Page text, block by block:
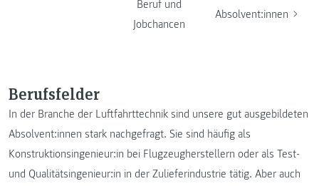
Beruf und
Jobchancen
Absolvent:innen
Berufsfelder
In der Branche der Luftfahrttechnik sind unsere gut ausgebildeten
Absolvent:innen stark nachgefragt. Sie sind häufig als
Konstruktionsingenieur:in bei Flugzeugherstellern oder als Test-
und Qualitätsingenieur:in in der Zulieferindustrie tätig. Aber auch